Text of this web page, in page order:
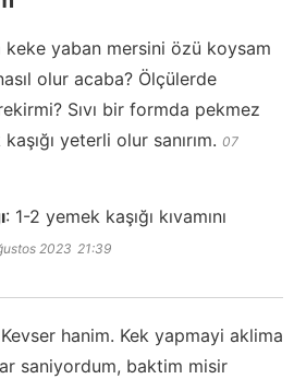
keke yaban mersini özü koysam
olur acaba? Ölçülerde
Sıvı bir formda pekmez
yeterli olur sanırım. 07
: 1-2 yemek kaşığı kıvamını
2023 21:39
hanim. Kek yapmayi aklima
saniyordum, baktim misir